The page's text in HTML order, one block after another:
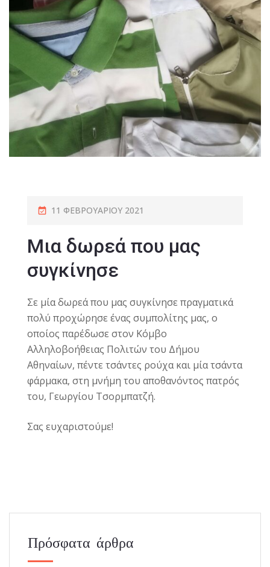
11 ΦΕΒΡΟΥΑΡΊΟΥ 2021
Μια δωρεά που μας
συγκίνησε
Σε μία δωρεά που μας συγκίνησε πραγματικά
πολύ προχώρησε ένας συμπολίτης μας, ο
οποίος παρέδωσε στον Κόμβο
Αλληλοβοήθειας Πολιτών του Δήμου
Αθηναίων, πέντε τσάντες ρούχα και μία τσάντα
φάρμακα, στη μνήμη του αποθανόντος πατρός
του, Γεωργίου Τσορμπατζή.
Σας ευχαριστούμε!
Πρόσφατα άρθρα